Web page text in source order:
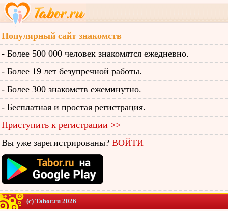
Популярный сайт знакомств
- Более 500 000 человек знакомятся ежедневно.
- Более 19 лет безупречной работы.
- Более 300 знакомств ежеминутно.
- Бесплатная и простая регистрация.
Приступить к регистрации >>
Вы уже зарегистрированы? ВОЙТИ
(c) Tabor.ru 2026